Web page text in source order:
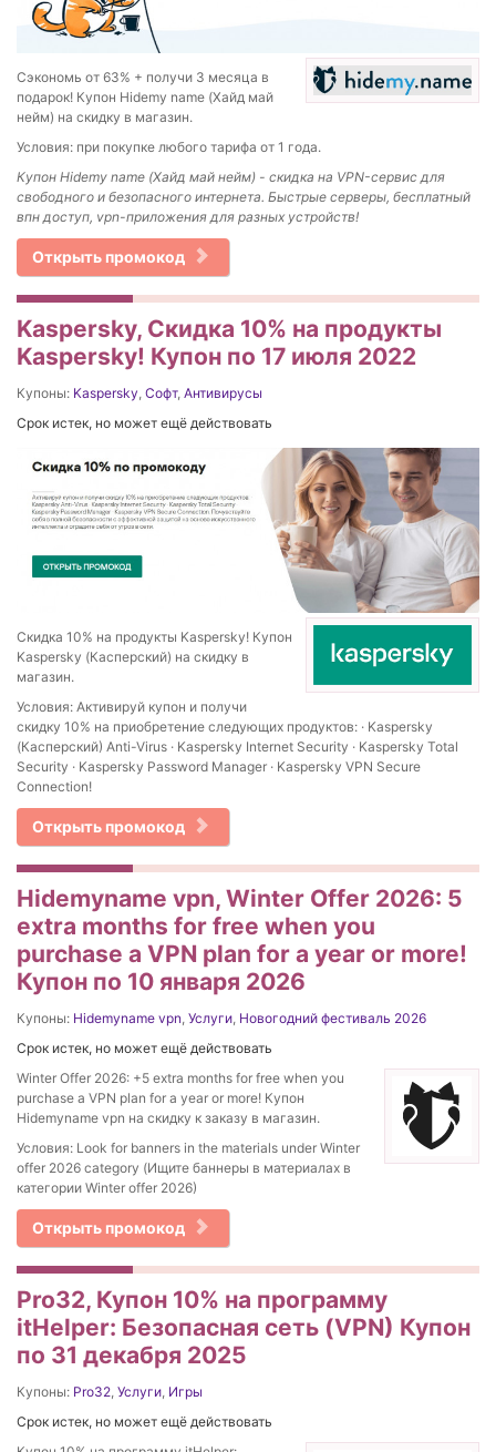
Сэкономь от 63% + получи 3 месяца в
подарок! Купон Hidemy name (Хайд май
нейм) на скидку в магазин.
Условия: при покупке любого тарифа от 1 года.
Купон Hidemy name (Хайд май нейм) - скидка на VPN-сервис для
свободного и безопасного интернета. Быстрые серверы, бесплатный
впн доступ, vpn-приложения для разных устройств!
Открыть промокод
Kaspersky, Скидка 10% на продукты
Kaspersky! Купон по 17 июля 2022
Купоны: Kaspersky, Софт, Антивирусы
Срок истек, но может ещё действовать
Скидка 10% на продукты Kaspersky! Купон
Kaspersky (Касперский) на скидку в
магазин.
Условия: Активируй купон и получи
скидку 10% на приобретение следующих продуктов: · Kaspersky
(Касперский) Anti-Virus · Kaspersky Internet Security · Kaspersky Total
Security · Kaspersky Password Manager · Kaspersky VPN Secure
Connection!
Открыть промокод
Hidemyname vpn, Winter Offer 2026: 5
extra months for free when you
purchase a VPN plan for a year or more!
Купон по 10 января 2026
Купоны: Hidemyname vpn Услуги Новогодний фестиваль 2026
Срок истек, но может ещё действовать
Winter Offer 2026: +5 extra months for free when you
purchase a VPN plan for a year or more! Купон
Hidemyname vpn на скидку к заказу в магазин.
Условия: Look for banners in the materials under Winter
offer 2026 category (Ищите баннеры в материалах в
категории Winter offer 2026)
Открыть промокод
Pro32, Купон 10% на программу
itHelper: Безопасная сеть (VPN) Купон
по 31 декабря 2025
Купоны: Pro32 Услуги Игры
Срок истек, но может ещё действовать